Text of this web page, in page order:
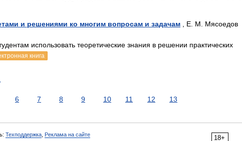
и решениями ко многим вопросам и задачам , Е. М. Мясоедов
использовать теоретические знания в решении практических
книга
6 7 8 9 10 11 12 13
18+
Техподдержка Реклама на сайте